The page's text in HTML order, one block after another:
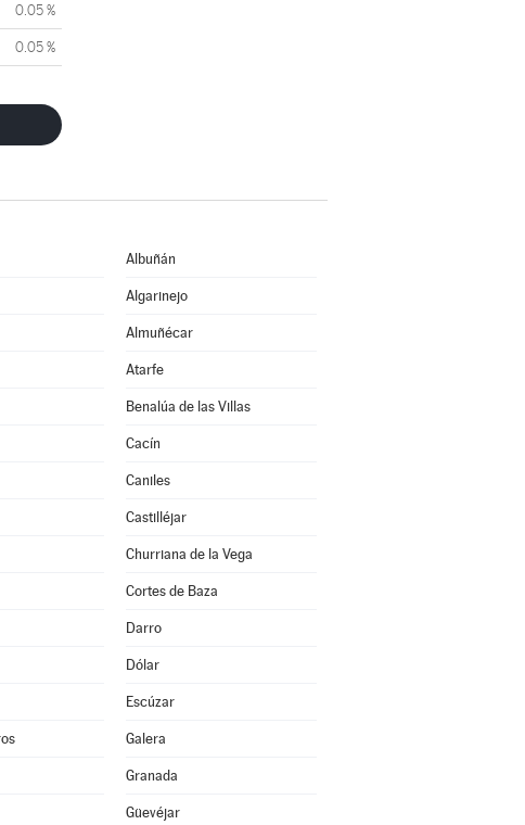
0.05 %
0.05 %
Albuñán
Algarinejo
Almuñécar
Atarfe
Benalúa de las Villas
Cacín
Caniles
Castilléjar
Churriana de la Vega
Cortes de Baza
Darro
Dólar
Escúzar
Galera
Granada
Güevéjar